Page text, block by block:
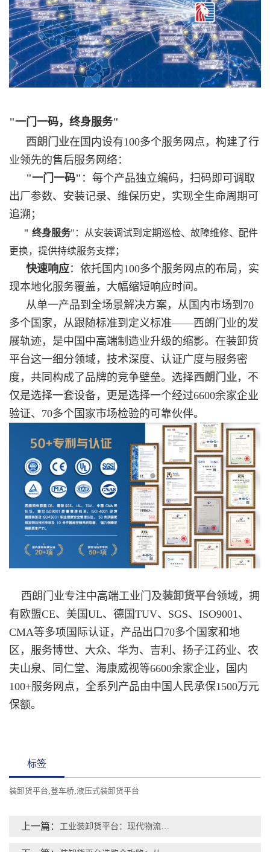
"一门一码，终身服务"
西朗门业在国内设有100多个服务网点，构建了行
业领先的售后服务网络：
"一门一码" ：每个产品独立编码，扫码即可调取
出厂参数、安装记录、维保历史，实现全生命周期可
追溯；
" 终身服务"：从安装调试到定期巡检、故障维修、配件
更换，提供持续服务支撑；
快速响应：依托国内100多个服务网点的布局，实
现本地化服务覆盖，大幅缩短响应时间。
从单一产品到全场景解决方案，从国内市场到70
多个国家，从跟随标准到定义标准——西朗门业的发
展轨迹，是中国中高端制造业升级的缩影。在装卸货
平台这一细分领域，技术深度、认证广度与服务密
度，共同构成了品牌的竞争壁垒。选择西朗门业，不
仅是选择一套设备，更是选择一个经过6600余家企业
验证、70多个国家市场检验的可靠伙伴。
西朗门业专注中高端工业门及装卸货平台领域，拥
有欧盟CE、美国UL、德国TUV、SGS、ISO9001、
CMA等多项国际认证，产品出口70多个国家和地
区，服务博世、大众、华为、吉利、扬子江药业、农
夫山泉、同仁堂、海康威视等6600余家企业，国内
100+服务网点，全系列产品由中国人民承保1500万元
保额。
标签
装卸货平台,登车桥,液压式装卸货平台
上一篇： 工业装卸货平台：现代物流体系的"隐形支柱"